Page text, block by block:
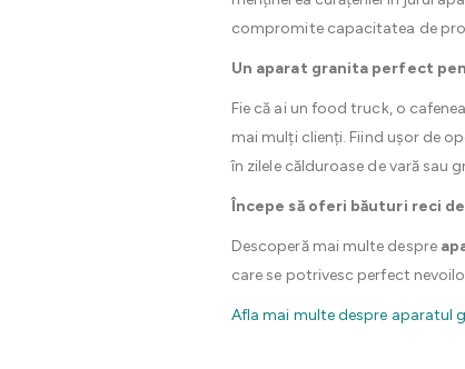
compromite capacitatea de
Un aparat granita perfect
Fie că ai un food truck, o
mai mulți clienți. Fiind ușor de
în zilele călduroase de vară sau
Începe să oferi băuturi reci
Descoperă mai multe despre
care se potrivesc perfect
Afla mai multe despre aparatul